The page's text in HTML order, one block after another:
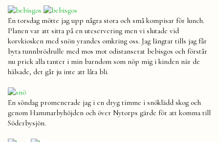
En torsdag mötte jag upp några stora och små kompisar för lunch.
Planen var att sitta på en uteservering men vi slutade vid
korvkiosken med snön yrandes omkring oss. Jag längtar tills jag får
byta tunnbrödrulle med mos mot odistanserat bebisgos och förstår
nu prick alla tanter i min barndom som nöp mig i kinden när de
hälsade, det går ju inte att låta bli.
En söndag promenerade jag i en dryg timme i snöklädd skog och
genom Hammarbyhöjden och över Nytorps gärde för att komma till
Söderbysjön.